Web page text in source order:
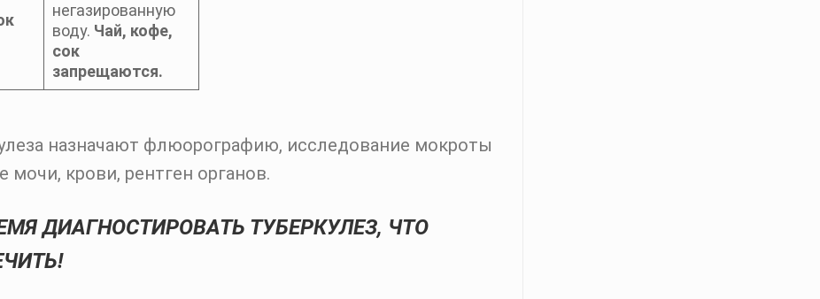
негазированную
воду. Чай, кофе,
сок
запрещаются.
назначают флюорографию, исследование мокроты
мочи, крови, рентген органов.
ДИАГНОСТИРОВАТЬ ТУБЕРКУЛЕЗ, ЧТО